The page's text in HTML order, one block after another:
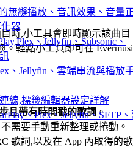
無縫播放、音訊效果、音量
器
、Jellyfin、Subsonic、
、Jellyfin、雲端串流與播放
線,標籤編輯器設定詳解
、Plex、Jellyfin、SFTP
時,小工具會即時顯示該曲目
。輕點小工具即可在
且帶有時間戳的歌詞 。
需要手動重新整理或捲動。
歌詞,以及在 App 內取得的歌